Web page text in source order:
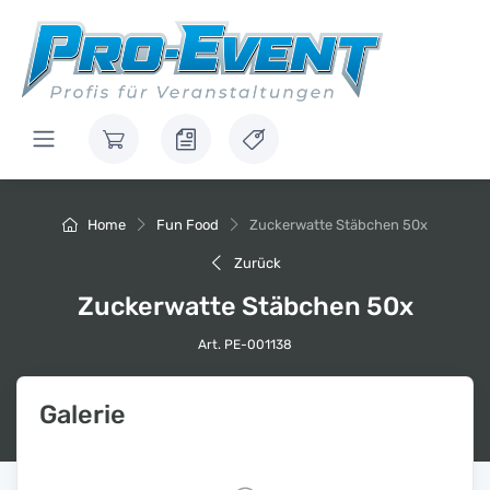
Home Fun Food Zuckerwatte Stäbchen 50x
Zurück
Zuckerwatte Stäbchen 50x
Art. PE-001138
Galerie